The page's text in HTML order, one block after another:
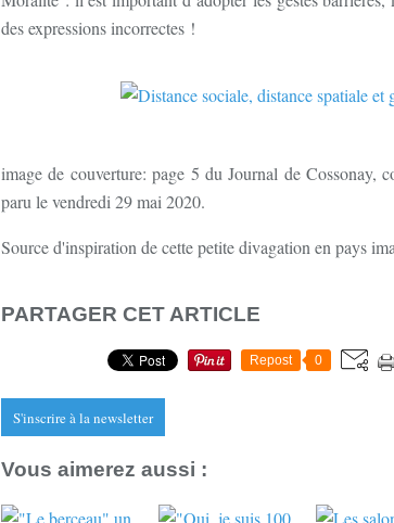
des expressions incorrectes !
image de couverture: page 5 du Journal de Cossonay,
paru le vendredi 29 mai 2020.
Source d'inspiration de cette petite divagation en pays
PARTAGER CET ARTICLE
Repost 0
S'inscrire à la newsletter
Vous aimerez aussi :